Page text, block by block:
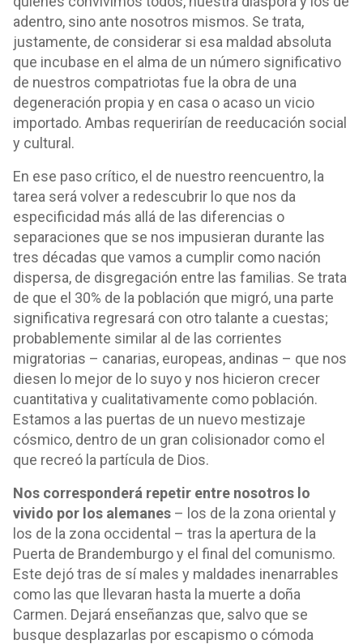
adentro, sino ante nosotros mismos. Se trata,
justamente, de considerar si esa maldad absoluta
que incubase en el alma de un número significativo
de nuestros compatriotas fue la obra de una
degeneración propia y en casa o acaso un vicio
importado. Ambas requerirían de reeducación social
y cultural.
En ese paso crítico, el de nuestro reencuentro, la
tarea será volver a redescubrir lo que nos da
especificidad más allá de las diferencias o
separaciones que se nos impusieran durante las
tres décadas que vamos a cumplir como nación
dispersa, de disgregación entre las familias. Se trata
de que el 30% de la población que migró, una parte
significativa regresará con otro talante a cuestas;
probablemente similar al de las corrientes
migratorias – canarias, europeas, andinas – que nos
diesen lo mejor de lo suyo y nos hicieron crecer
cuantitativa y cualitativamente como población.
Estamos a las puertas de un nuevo mestizaje
cósmico, dentro de un gran colisionador como el
que recreó la partícula de Dios.
Nos corresponderá repetir entre nosotros lo
vivido por los alemanes – los de la zona oriental y
los de la zona occidental – tras la apertura de la
Puerta de Brandemburgo y el final del comunismo.
Este dejó tras de sí males y maldades inenarrables
como las que llevaran hasta la muerte a doña
Carmen. Dejará enseñanzas que, salvo que se
busque desplazarlas por escapismo o cómoda